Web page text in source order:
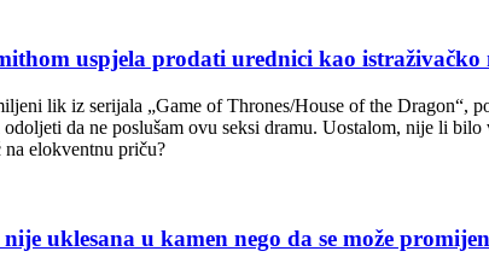
uspjela prodati urednici kao istraživačko
lik iz serijala „Game of Thrones/House of the Dragon“,
da ne poslušam ovu seksi dramu. Uostalom, nije li
elokventnu priču?
uklesana u kamen nego da se može